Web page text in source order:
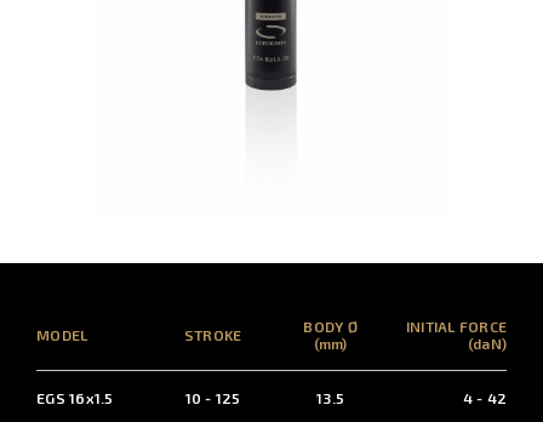
MODEL STROKE
BODY Ø
(mm)
INITIAL FORCE
(daN)
EGS 16x1.5 10 - 125 13.5 4 - 42